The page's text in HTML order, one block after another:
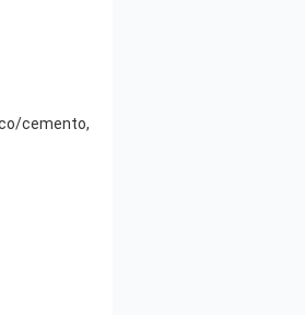
cemento,